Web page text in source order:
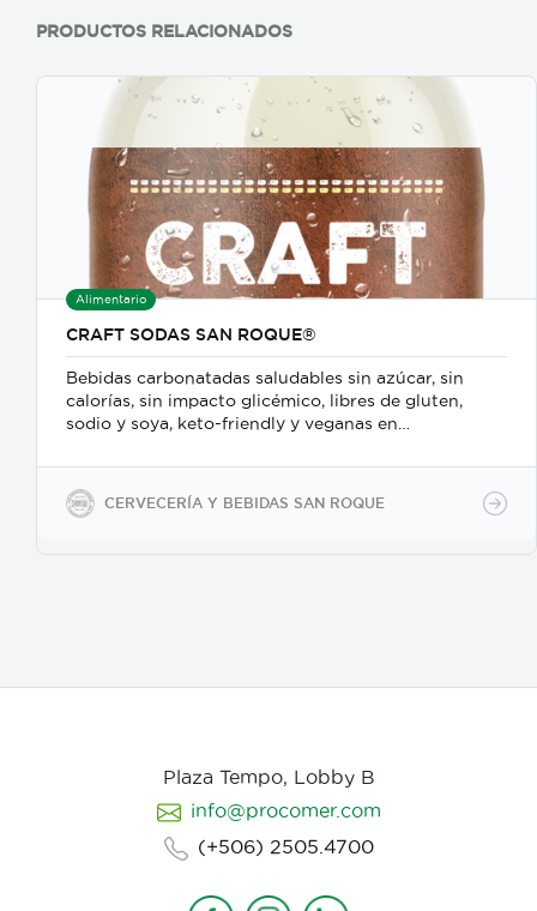
PRODUCTOS RELACIONADOS
Alimentario
CRAFT SODAS SAN ROQUE®
Bebidas carbonatadas saludables sin azúcar, sin
calorías, sin impacto glicémico, libres de gluten,
sodio y soya, keto-friendly y veganas en
en PET.
CERVECERÍA Y BEBIDAS SAN ROQUE
Plaza Tempo, Lobby B
info@procomer.com
(+506) 2505.4700